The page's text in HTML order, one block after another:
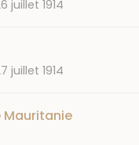
juillet 1914
juillet 1914
Mauritanie